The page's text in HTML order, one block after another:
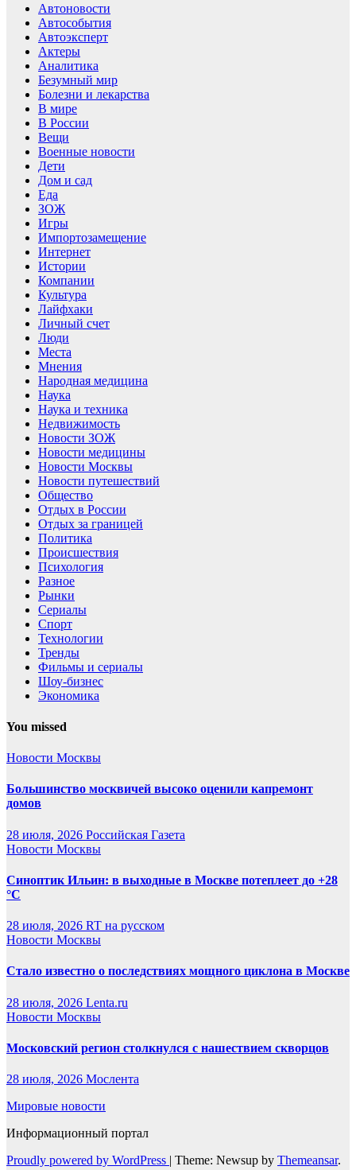
Автоновости
Автособытия
Автоэксперт
Актеры
Аналитика
Безумный мир
Болезни и лекарства
В мире
В России
Вещи
Военные новости
Дети
Дом и сад
Еда
ЗОЖ
Игры
Импортозамещение
Интернет
Истории
Компании
Культура
Лайфхаки
Личный счет
Люди
Места
Мнения
Народная медицина
Наука
Наука и техника
Недвижимость
Новости ЗОЖ
Новости медицины
Новости Москвы
Новости путешествий
Общество
Отдых в России
Отдых за границей
Политика
Происшествия
Психология
Разное
Рынки
Сериалы
Спорт
Технологии
Тренды
Фильмы и сериалы
Шоу-бизнес
Экономика
You missed
Новости Москвы
Большинство москвичей высоко оценили капремонт
домов
28 июля, 2026 Российская Газета
Новости Москвы
Синоптик Ильин: в выходные в Москве потеплеет до +28
°C
28 июля, 2026 RT на русском
Новости Москвы
Стало известно о последствиях мощного циклона в Москве
28 июля, 2026 Lenta.ru
Новости Москвы
Московский регион столкнулся с нашествием скворцов
28 июля, 2026 Мослента
Мировые новости
Информационный портал
Proudly powered by WordPress | Theme: Newsup by Themeansar.